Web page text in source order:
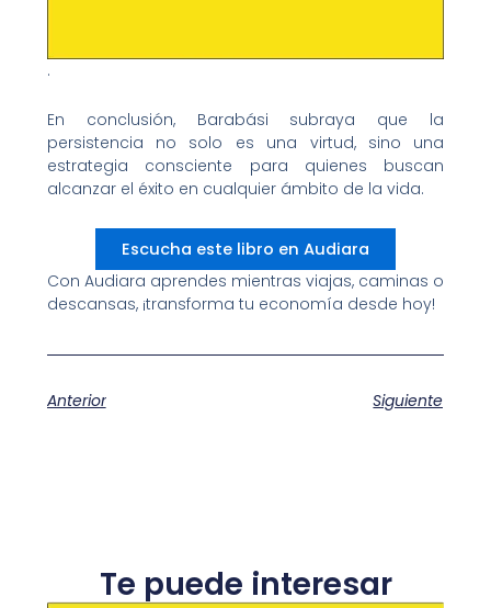
.
En conclusión, Barabási subraya que la
persistencia no solo es una virtud, sino una
estrategia consciente para quienes buscan
alcanzar el éxito en cualquier ámbito de la vida.
Escucha este libro en Audiara
Con Audiara aprendes mientras viajas, caminas o
descansas, ¡transforma tu economía desde hoy!​
Anterior Siguiente
Te puede interesar